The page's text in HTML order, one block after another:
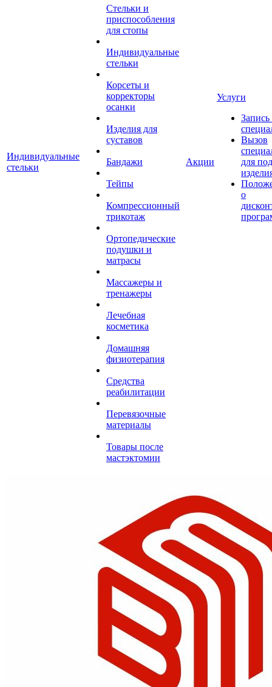
Индивидуальные
стельки
Стельки и
приспособления
для стопы
Индивидуальные
стельки
Корсеты и
корректоры
осанки
Изделия для
суставов
Бандажи
Тейпы
Компрессионный
трикотаж
Ортопедические
подушки и
матрасы
Массажеры и
тренажеры
Лечебная
косметика
Домашняя
физиотерапия
Средства
реабилитации
Перевязочные
материалы
Товары после
мастэктомии
Акции
Услуги
Запись
Вызов
для
о